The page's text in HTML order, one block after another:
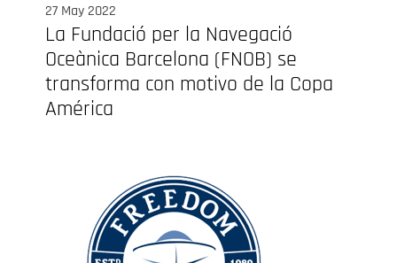
27 May 2022
La Fundació per la Navegació
Oceànica Barcelona (FNOB) se
transforma con motivo de la Copa
América